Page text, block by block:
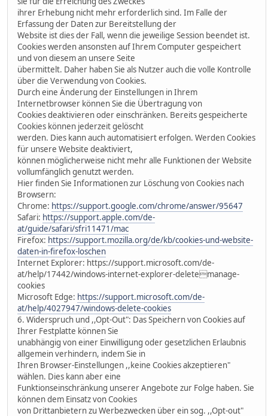
ihrer Erhebung nicht mehr erforderlich sind. Im Falle der
Erfassung der Daten zur Bereitstellung der
Website ist dies der Fall, wenn die jeweilige Session beendet ist.
Cookies werden ansonsten auf Ihrem Computer gespeichert
und von diesem an unsere Seite
übermittelt. Daher haben Sie als Nutzer auch die volle Kontrolle
über die Verwendung von Cookies.
Durch eine Änderung der Einstellungen in Ihrem
Internetbrowser können Sie die Übertragung von
Cookies deaktivieren oder einschränken. Bereits gespeicherte
Cookies können jederzeit gelöscht
werden. Dies kann auch automatisiert erfolgen. Werden Cookies
für unsere Website deaktiviert,
können möglicherweise nicht mehr alle Funktionen der Website
vollumfänglich genutzt werden.
Hier finden Sie Informationen zur Löschung von Cookies nach
Browsern:
Chrome: https://support.google.com/chrome/answer/95647
Safari: https://support.apple.com/de-
at/guide/safari/sfri11471/mac
Firefox: https://support.mozilla.org/de/kb/cookies-und-website-
daten-in-firefox-loschen
Internet Explorer: https://support.microsoft.com/de-
at/help/17442/windows-internet-explorer-deletemanage-
cookies
Microsoft Edge: https://support.microsoft.com/de-
at/help/4027947/windows-delete-cookies
6. Widerspruch und ,,Opt-Out": Das Speichern von Cookies auf
Ihrer Festplatte können Sie
unabhängig von einer Einwilligung oder gesetzlichen Erlaubnis
allgemein verhindern, indem Sie in
Ihren Browser-Einstellungen ,,keine Cookies akzeptieren"
wählen. Dies kann aber eine
Funktionseinschränkung unserer Angebote zur Folge haben. Sie
können dem Einsatz von Cookies
von Drittanbietern zu Werbezwecken über ein sog. ,,Opt-out"